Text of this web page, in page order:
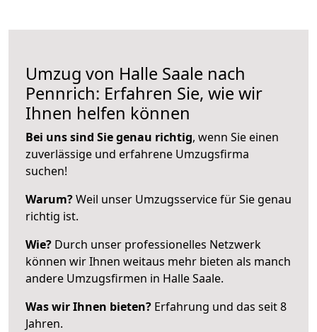
Umzug von Halle Saale nach
Pennrich: Erfahren Sie, wie wir
Ihnen helfen können
Bei uns sind Sie genau richtig, wenn Sie einen
zuverlässige und erfahrene Umzugsfirma
suchen!
Warum?Weil unser Umzugsservice für Sie genau
richtig ist.
Wie? Durch unser professionelles Netzwerk
können wir Ihnen weitaus mehr bieten als manch
andere Umzugsfirmen in Halle Saale.
Was wir Ihnen bieten? Erfahrung und das seit 8
Jahren.